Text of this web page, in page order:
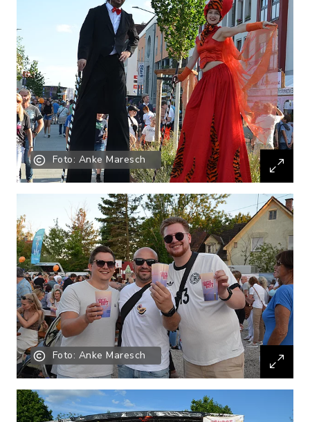
Foto: Anke Maresch
Foto: Anke Maresch